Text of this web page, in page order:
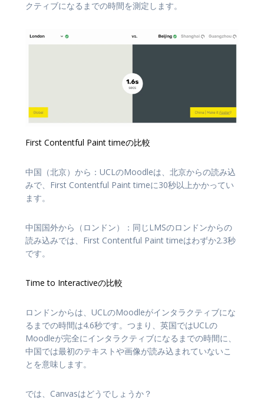
クティブになるまでの時間を測定します。
First Contentful Paint timeの比較
中国（北京）から：UCLのMoodleは、北京からの読み込
みで、First Contentful Paint timeに30秒以上かかってい
ます。
中国国外から（ロンドン）：同じLMSのロンドンからの
読み込みでは、First Contentful Paint timeはわずか2.3秒
です。
Time to Interactiveの比較
ロンドンからは、UCLのMoodleがインタラクティブにな
るまでの時間は4.6秒です。つまり、英国ではUCLの
Moodleが完全にインタラクティブになるまでの時間に、
中国では最初のテキストや画像が読み込まれていないこ
とを意味します。
では、Canvasはどうでしょうか？